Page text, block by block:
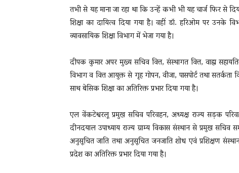
तभी से यह माना जा रहा था कि उन्हें कभी भी यह चार्ज फिर से
शिक्षा का दायित्व दिया गया है। वहीं डॉ. हरिओम पर उनके
व्यावसायिक शिक्षा विभाग में भेजा गया है।
दीपक कुमार अपर मुख्य सचिव वित्त, संस्थागत वित्त, वाह्य
विभाग व वित्त आयुक्त से गृह गोपन, वीजा, पासपोर्ट तथा
साथ बेसिक शिक्षा का अतिरिक्त प्रभार दिया गया है।
एल वेंकटेश्वरलू प्रमुख सचिव परिवहन, अध्यक्ष राज्य सड़क
दीनदयाल उपाध्याय राज्य ग्राम्य विकास संस्थान से प्रमुख
अनुसूचित जाति तथा अनुसूचित जनजाति शोध एवं प्रशिक्षण
प्रदेश का अतिरिक्त प्रभार दिया गया है।